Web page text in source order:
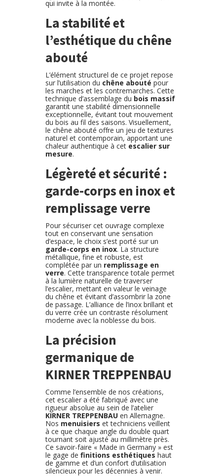
qui invite à la montée.
La stabilité et
l’esthétique du chêne
abouté
L’élément structurel de ce projet repose
sur l’utilisation du chêne abouté pour
les marches et les contremarches. Cette
technique d’assemblage du bois massif
garantit une stabilité dimensionnelle
exceptionnelle, évitant tout mouvement
du bois au fil des saisons. Visuellement,
le chêne abouté offre un jeu de textures
naturel et contemporain, apportant une
chaleur authentique à cet escalier sur
mesure.
Légèreté et sécurité :
garde-corps en inox et
remplissage verre
Pour sécuriser cet ouvrage complexe
tout en conservant une sensation
d’espace, le choix s’est porté sur un
garde-corps en inox. La structure
métallique, fine et robuste, est
complétée par un remplissage en
verre. Cette transparence totale permet
à la lumière naturelle de traverser
l’escalier, mettant en valeur le veinage
du chêne et évitant d’assombrir la zone
de passage. L’alliance de l’inox brillant et
du verre crée un contraste résolument
moderne avec la noblesse du bois.
La précision
germanique de
KIRNER TREPPENBAU
Comme l’ensemble de nos créations,
cet escalier a été fabriqué avec une
rigueur absolue au sein de l’atelier
KIRNER TREPPENBAU en Allemagne.
Nos menuisiers et techniciens veillent
à ce que chaque angle du double quart
tournant soit ajusté au millimètre près.
Ce savoir-faire « Made in Germany » est
le gage definitions esthétiques haut
de gamme et d’un confort d’utilisation
silencieux pour les décennies à venir.